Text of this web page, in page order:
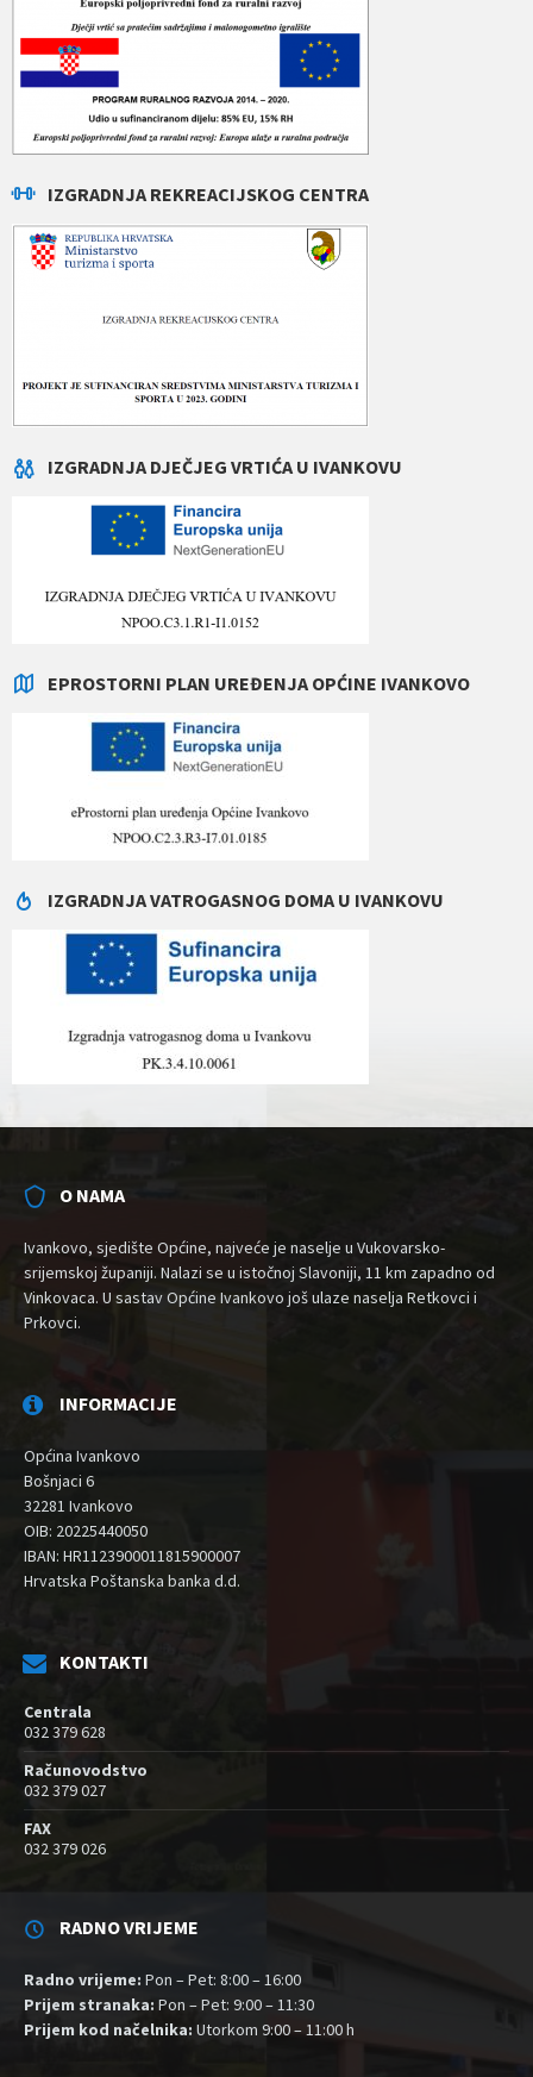
IZGRADNJA REKREACIJSKOG CENTRA
IZGRADNJA DJEČJEG VRTIĆA U IVANKOVU
EPROSTORNI PLAN UREĐENJA OPĆINE IVANKOVO
IZGRADNJA VATROGASNOG DOMA U IVANKOVU
O NAMA
Ivankovo, sjedište Općine, najveće je naselje u Vukovarsko-
srijemskoj županiji. Nalazi se u istočnoj Slavoniji, 11 km zapadno od
Vinkovaca. U sastav Općine Ivankovo još ulaze naselja Retkovci i
Prkovci.
INFORMACIJE
Općina Ivankovo
Bošnjaci 6
32281 Ivankovo
OIB: 20225440050
IBAN: HR1123900011815900007
Hrvatska Poštanska banka d.d.
KONTAKTI
Centrala
032 379 628
Računovodstvo
032 379 027
FAX
032 379 026
RADNO VRIJEME
Radno vrijeme: Pon – Pet: 8:00 – 16:00
Prijem stranaka: Pon – Pet: 9:00 – 11:30
Prijem kod načelnika: Utorkom 9:00 – 11:00 h